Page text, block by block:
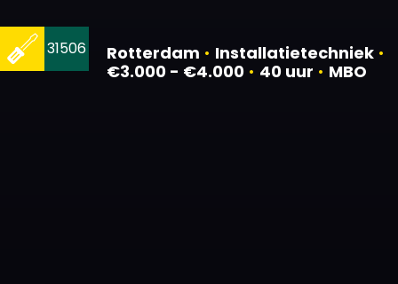
Rotterdam • Installatietechniek •
€3.000 - €4.000 • 40 uur • MBO
31506